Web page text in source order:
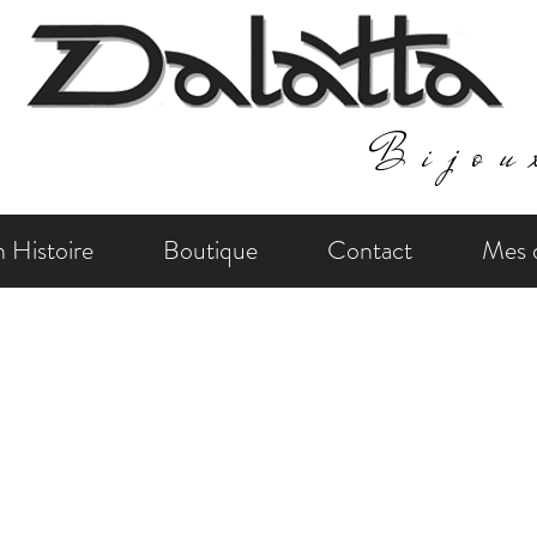
Histoire Boutique Contact Mes